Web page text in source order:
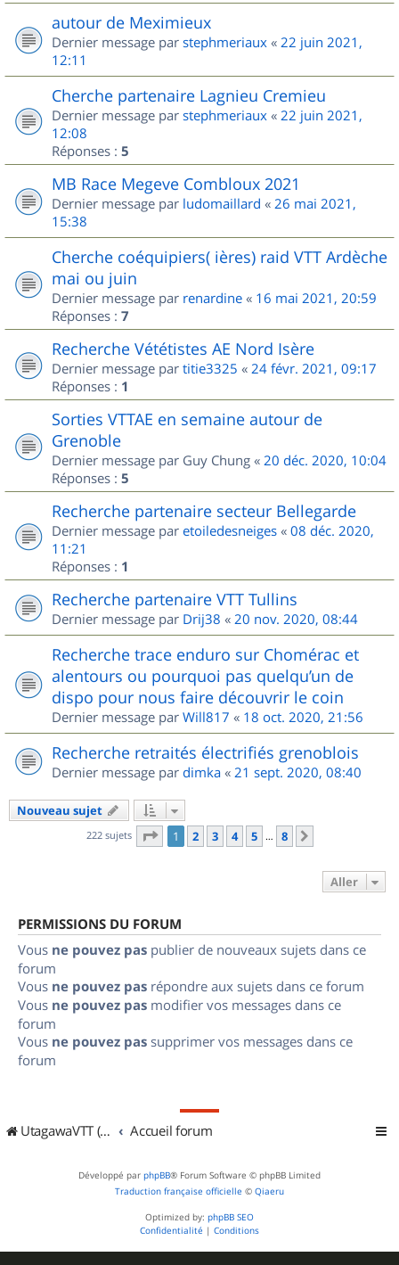
autour de Meximieux
Dernier message par stephmeriaux « 22 juin 2021,
12:11
Cherche partenaire Lagnieu Cremieu
Dernier message par stephmeriaux « 22 juin 2021,
12:08
Réponses : 5
MB Race Megeve Combloux 2021
Dernier message par ludomaillard « 26 mai 2021,
15:38
Cherche coéquipiers( ières) raid VTT Ardèche
mai ou juin
Dernier message par renardine « 16 mai 2021, 20:59
Réponses : 7
Recherche Vététistes AE Nord Isère
Dernier message par titie3325 « 24 févr. 2021, 09:17
Réponses : 1
Sorties VTTAE en semaine autour de
Grenoble
Dernier message par Guy Chung « 20 déc. 2020, 10:04
Réponses : 5
Recherche partenaire secteur Bellegarde
Dernier message par etoiledesneiges « 08 déc. 2020,
11:21
Réponses : 1
Recherche partenaire VTT Tullins
Dernier message par Drij38 « 20 nov. 2020, 08:44
Recherche trace enduro sur Chomérac et
alentours ou pourquoi pas quelqu’un de
dispo pour nous faire découvrir le coin
Dernier message par Will817 « 18 oct. 2020, 21:56
Recherche retraités électrifiés grenoblois
Dernier message par dimka « 21 sept. 2020, 08:40
Nouveau sujet
222 sujets Page 1sur
1 2 3 4 5 … 8
Aller
PERMISSIONS DU FORUM
Vous ne pouvez pas publier de nouveaux sujets dans ce
forum
Vous ne pouvez pas répondre aux sujets dans ce forum
Vous ne pouvez pas modifier vos messages dans ce
forum
Vous ne pouvez pas supprimer vos messages dans ce
forum
UtagawaVTT (Randos VTT et VTTAE avec traces GPS) Accueil forum
Développé par phpBB® Forum Software © phpBB Limited
Traduction française officielle © Qiaeru
Optimized by: phpBB SEO
Confidentialité | Conditions